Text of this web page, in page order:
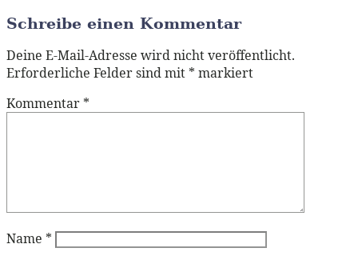
Schreibe einen Kommentar
Deine E-Mail-Adresse wird nicht veröffentlicht.
Erforderliche Felder sind mit * markiert
Kommentar *
Name *